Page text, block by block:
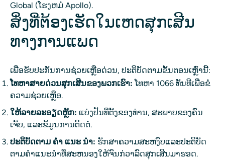
Global (ໂຮງຫມໍ Apollo).
ສິ່ງທີ່ຕ້ອງເຮັດໃນເຫດສຸກເສີນ
ທາງການແພດ
ເພື່ອຮັບປະກັນການຊ່ວຍເຫຼືອດ່ວນ, ປະຕິບັດຕາມຂັ້ນຕອນເຫຼົ່ານີ້:
ໂທຫາສາຍດ່ວນສຸກເສີນຂອງພວກເຮົາ: ໂທຫາ 1066 ທັນທີເພື່ອຂໍ
ຄວາມຊ່ວຍເຫຼືອ.
ໃຫ້ລາຍລະອຽດຫຼັກ: ແບ່ງ​ປັນ​ທີ່​ຕັ້ງ​ຂອງ​ທ່ານ​, ສະ​ພາບ​ຂອງ​ຄົນ​
ເຈັບ​, ແລະ​ຂໍ້​ມູນ​ການ​ຕິດ​ຕໍ່​.
ປະຕິບັດຕາມ ຄຳ ແນະ ນຳ: ຮັກສາຄວາມສະຫງົບແລະປະຕິບັດ
ຕາມຄໍາແນະນໍາທີ່ສະຫນອງໃຫ້ຈົນກ່ວາລົດສຸກເສີນມາຮອດ.